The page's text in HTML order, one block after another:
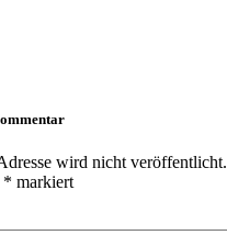
wird nicht veröffentlicht.
* markiert